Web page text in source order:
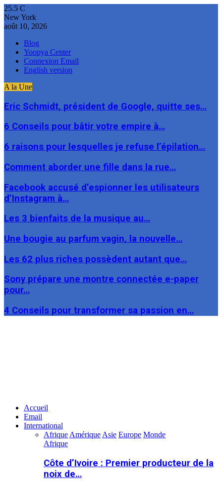
25.5 C
New York
août 10, 2026
Blog
Yoopya Center
Connexion Email
English version
A la Une
Eric Schmidt, président de Google, quitte ses…
6 Conseils pour bâtir votre empire à…
6 raisons pour lesquelles je refuse l’épilation…
Comment aborder une fille dans la rue…
Facebook accusé d’espionner les utilisateurs
d’Instagram à…
Les 3 bienfaits de la musique au…
Une bougie au parfum vagin, la nouvelle…
Les 62 plus riches possèdent autant que…
Sony prépare une montre connectée e-paper
pour…
4 Conseils pour transformer sa passion en…
Accueil
Email
International
Afrique Amérique Asie Europe Monde
Afrique
Côte d’Ivoire : Premier producteur de la
noix de…